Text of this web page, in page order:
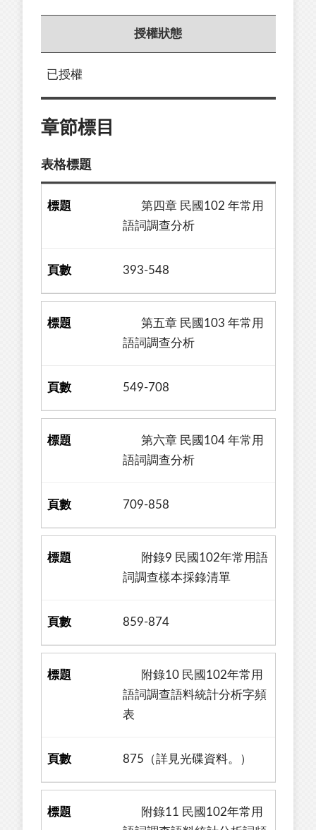
授權狀態
已授權
章節標目
表格標題
第四章 民國102 年常用
語詞調查分析
393-548
第五章 民國103 年常用
語詞調查分析
549-708
第六章 民國104 年常用
語詞調查分析
709-858
附錄9 民國102年常用語
詞調查樣本採錄清單
859-874
附錄10 民國102年常用
語詞調查語料統計分析字頻
表
875（詳見光碟資料。）
附錄11 民國102年常用